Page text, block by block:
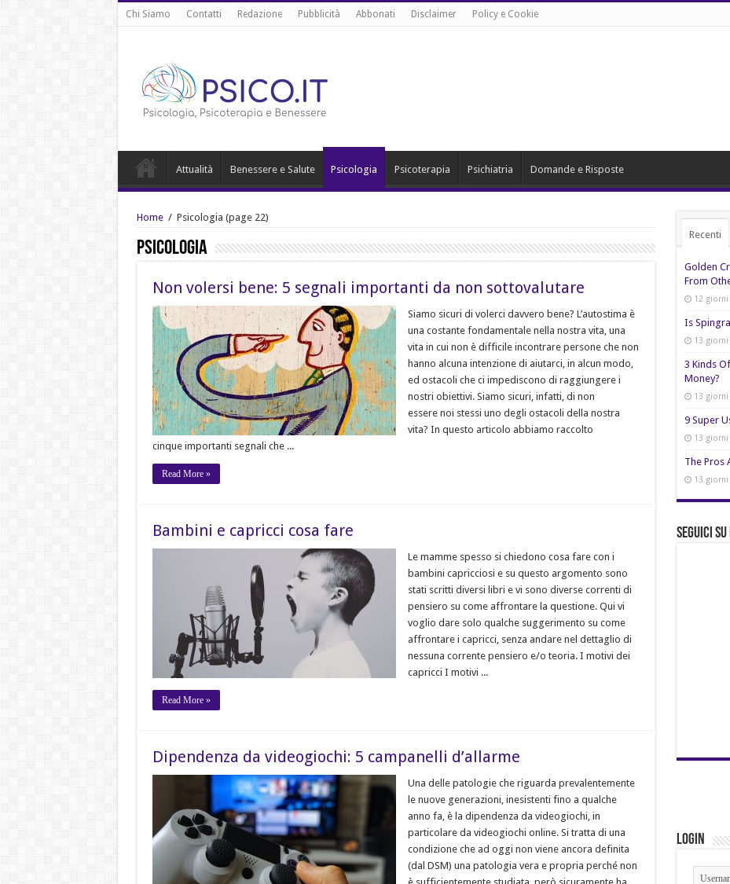
Chi Siamo Contatti Redazione Pubblicità Abbonati Disclaimer Policy e Cookie
Attualità Benessere e Salute Psicologia Psicoterapia Psichiatria Domande e Risposte
Home / Psicologia (page 22)
Psicologia
Non volersi bene: 5 segnali importanti da non sottovalutare
Siamo sicuri di volerci davvero bene? L’autostima è
una costante fondamentale nella nostra vita, una
vita in cui non è difficile incontrare persone che non
hanno alcuna intenzione di aiutarci, in alcun modo,
ed ostacoli che ci impediscono di raggiungere i
nostri obiettivi. Siamo sicuri, infatti, di non
essere noi stessi uno degli ostacoli della nostra
vita? In questo articolo abbiamo raccolto
cinque importanti segnali che ...
Read More »
Bambini e capricci cosa fare
Le mamme spesso si chiedono cosa fare con i
bambini capricciosi e su questo argomento sono
stati scritti diversi libri e vi sono diverse correnti di
pensiero su come affrontare la questione. Qui vi
voglio dare solo qualche suggerimento su come
affrontare i capricci, senza andare nel dettaglio di
nessuna corrente pensiero e/o teoria. I motivi dei
capricci I motivi ...
Read More »
Dipendenza da videogiochi: 5 campanelli d’allarme
Una delle patologie che riguarda prevalentemente
le nuove generazioni, inesistenti fino a qualche
anno fa, è la dipendenza da videogiochi, in
particolare da videogiochi online. Si tratta di una
condizione che ad oggi non viene ancora definita
(dal DSM) una patologia vera e propria perché non
Recenti
Golden
From
12 giorni
Is
13 giorni
3 Kinds
Money?
13 giorni
9 Super
13 giorni
The Pros
13 giorni
Seguici
Login